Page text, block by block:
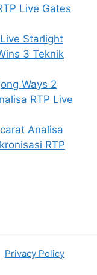
Live Gates
Starlight
3 Teknik
Ways 2
RTP Live
Analisa
RTP
Privacy Policy